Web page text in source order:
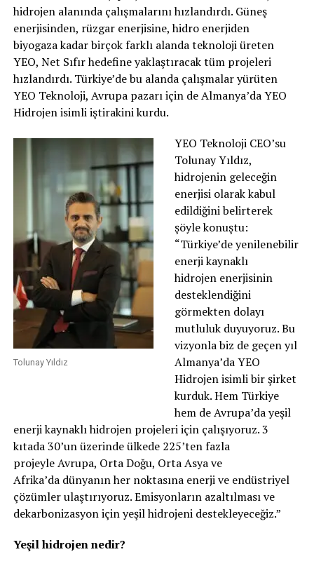
hidrojen alanında çalışmalarını hızlandırdı. Güneş
enerjisinden, rüzgar enerjisine, hidro enerjiden
biyogaza kadar birçok farklı alanda teknoloji üreten
YEO, Net Sıfır hedefine yaklaştıracak tüm projeleri
hızlandırdı. Türkiye’de bu alanda çalışmalar yürüten
YEO Teknoloji, Avrupa pazarı için de Almanya’da YEO
Hidrojen isimli iştirakini kurdu.
Tolunay Yıldız
YEO Teknoloji CEO’su
Tolunay Yıldız,
hidrojenin geleceğin
enerjisi olarak kabul
edildiğini belirterek
şöyle konuştu:
“Türkiye’de yenilenebilir
enerji kaynaklı
hidrojen enerjisinin
desteklendiğini
görmekten dolayı
mutluluk duyuyoruz. Bu
vizyonla biz de geçen yıl
Almanya’da YEO
Hidrojen isimli bir şirket
kurduk. Hem Türkiye
hem de Avrupa’da yeşil
enerji kaynaklı hidrojen projeleri için çalışıyoruz. 3
kıtada 30’un üzerinde ülkede 225’ten fazla
projeyle Avrupa, Orta Doğu, Orta Asya ve
Afrika’da dünyanın her noktasına enerji ve endüstriyel
çözümler ulaştırıyoruz. Emisyonların azaltılması ve
dekarbonizasyon için yeşil hidrojeni destekleyeceğiz.”
Yeşil hidrojen nedir?